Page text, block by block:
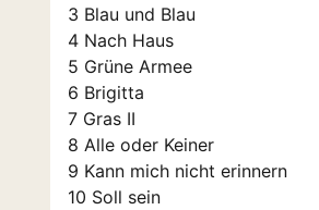
3 Blau und Blau
4 Nach Haus
5 Grüne Armee
6 Brigitta
7 Gras II
8 Alle oder Keiner
9 Kann mich nicht erinnern
10 Soll sein